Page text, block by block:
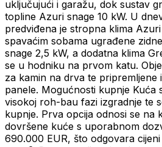
uključujući i garažu, dok sustav
topline Azuri snage 10 kW. U
predviđena je stropna klima
spavaćim sobama ugrađene
snage 2,5 kW, a dodatna klima
se u hodniku na prvom katu.
za kamin na drva te pripremljene
panele. Mogućnosti kupnje Kuća
visokoj roh-bau fazi izgradnje te
kupnje. Prva opcija odnosi se na
dovršene kuće s uporabnom
690.000 EUR, što odgovara